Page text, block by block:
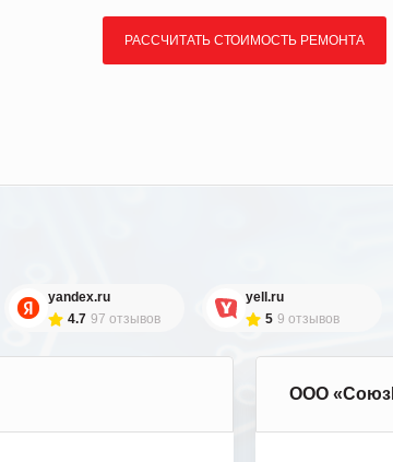
РАССЧИТАТЬ СТОИМОСТЬ РЕМОНТА
yandex.ru
4.7 97 отзывов
yell.ru
5 9 отзывов
ООО